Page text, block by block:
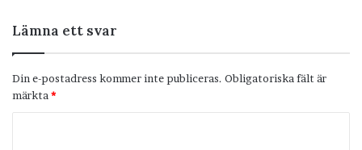
Lämna ett svar
Din e-postadress kommer inte publiceras. Obligatoriska fält är
märkta *